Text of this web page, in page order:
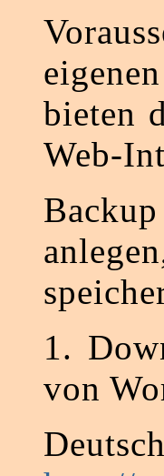
bieten
Web-
1.
von
Deutsch